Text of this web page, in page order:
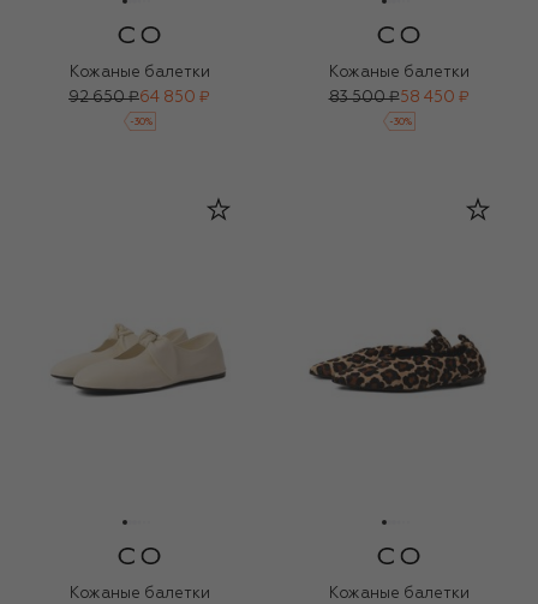
Кожаные балетки
92 650 ₽64 850 ₽
-30%
Кожаные балетки
83 500 ₽58 450 ₽
-30%
Кожаные балетки
Кожаные балетки